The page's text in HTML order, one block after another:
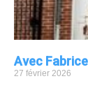
Avec
27 février 2026